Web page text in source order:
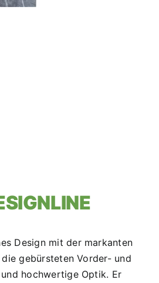
Design mit der markanten
gebürsteten Vorder- und
hochwertige Optik. Er